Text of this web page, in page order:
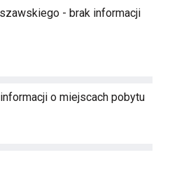
- brak informacji
o miejscach pobytu